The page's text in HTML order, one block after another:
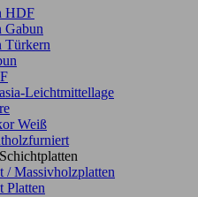
HDF
Gabun
Türkern
Leichtmittellage
Weiß
/ Massivholzplatten
Platten